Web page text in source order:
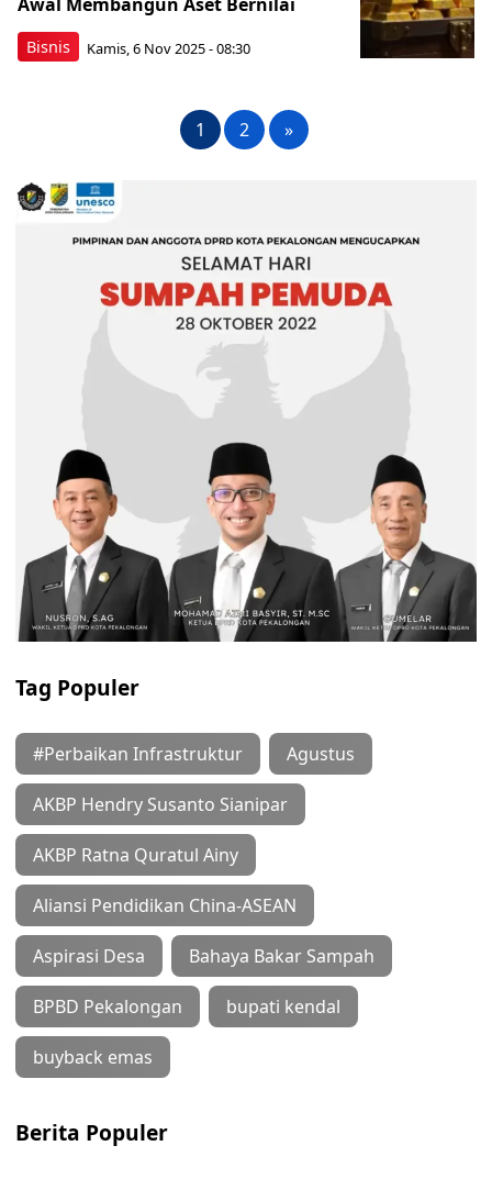
Bisnis Kamis, 6 Nov 2025 - 08:30
1 2 »
Tag Populer
#Perbaikan Infrastruktur Agustus
AKBP Hendry Susanto Sianipar
AKBP Ratna Quratul Ainy
Aliansi Pendidikan China-ASEAN
Aspirasi Desa Bahaya Bakar Sampah
BPBD Pekalongan bupati kendal
buyback emas
Berita Populer